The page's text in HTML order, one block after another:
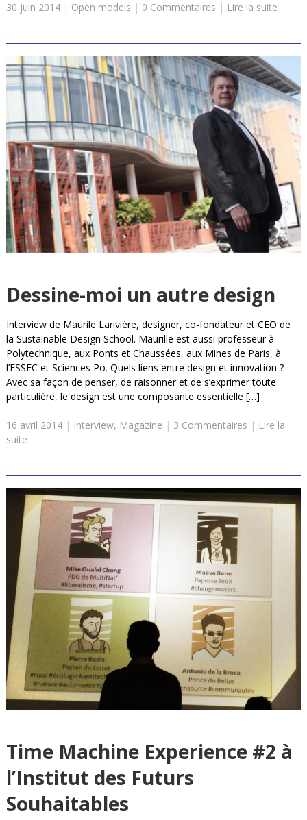
30 juin 2014| Open models | 0 Commentaires | Lire la suite
Dessine-moi un autre design
Interview de Maurile Larivière, designer, co-fondateur et CEO de
la Sustainable Design School. Maurille est aussi professeur à
Polytechnique, aux Ponts et Chaussées, aux Mines de Paris, à
l’ESSEC et Sciences Po. Quels liens entre design et innovation ?
Avec sa façon de penser, de raisonner et de s’exprimer toute
particulière, le design est une composante essentielle […]
16 avril 2014| Interview, Magazine | 3 Commentaires | Lire la
suite
Time Machine Experience #2 à
l’Institut des Futurs
Souhaitables